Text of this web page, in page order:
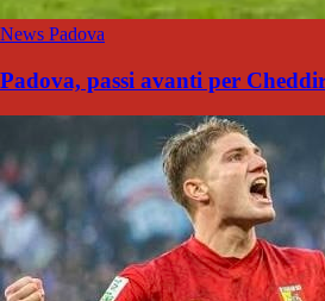
News Padova
Padova, passi avanti per